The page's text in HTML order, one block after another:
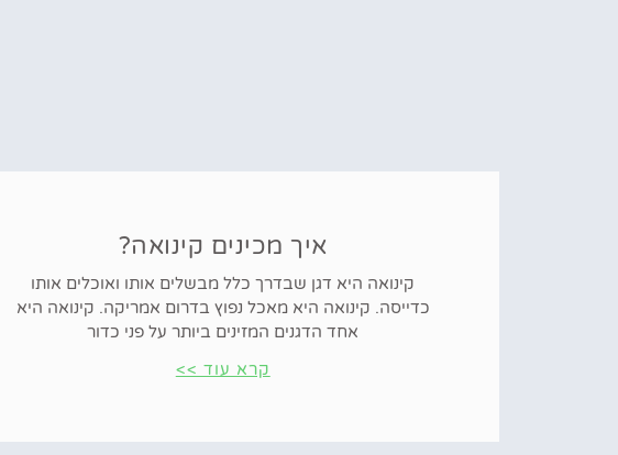
איך מכינים קינואה?
קינואה היא דגן שבדרך כלל מבשלים אותו ואוכלים אותו
כדייסה. קינואה היא מאכל נפוץ בדרום אמריקה. קינואה היא
אחד הדגנים המזינים ביותר על פני כדור
קרא עוד >>